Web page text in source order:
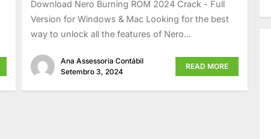
Download Nero Burning ROM 2024 Crack - Full
Version for Windows & Mac Looking for the best
way to unlock all the features of Nero...
Ana Assessoria Contábil
Setembro 3, 2024
READ MORE